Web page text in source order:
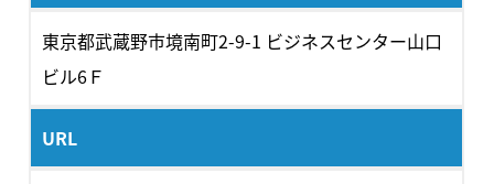
東京都武蔵野市境南町2-9-1 ビジネスセンター山口
ビル6Ｆ
URL